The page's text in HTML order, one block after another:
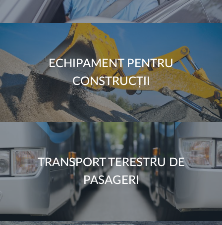
ECHIPAMENT PENTRU
CONSTRUCȚII
TRANSPORT TERESTRU DE
PASAGERI